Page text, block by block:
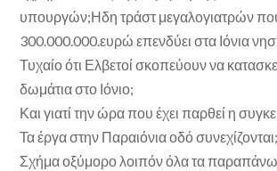
υπουργών;Ηδη τράστ μεγαλογιατρών που
300.000.000.ευρώ επενδύει στα Ιόνια
Τυχαίο ότι Ελβετοί σκοπεύουν να
δωμάτια στο Ιόνιο;
Και γιατί την ώρα που έχει παρθεί η
Τα έργα στην Παραιόνια οδό συνεχίζονται;
Σχήμα οξύμορο λοιπόν όλα τα παραπάνω